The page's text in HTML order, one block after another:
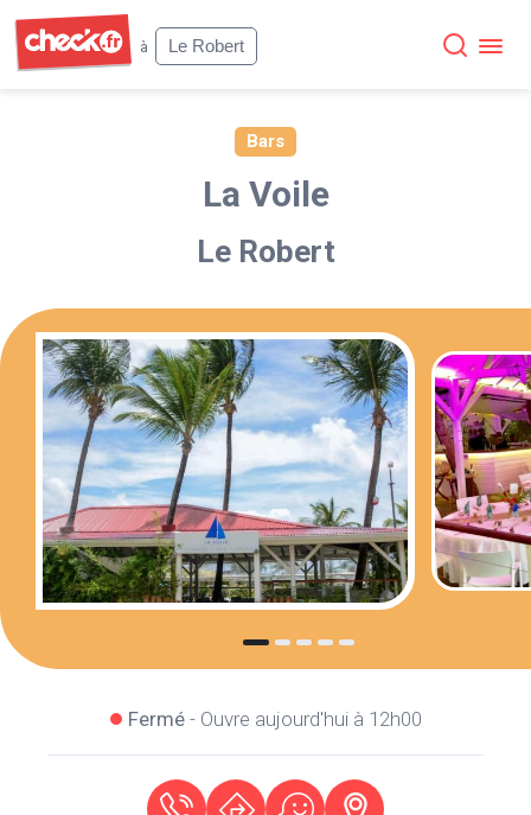
à
Le Robert
Bars
La Voile
Le Robert
Fermé- Ouvre aujourd'hui à 12h00